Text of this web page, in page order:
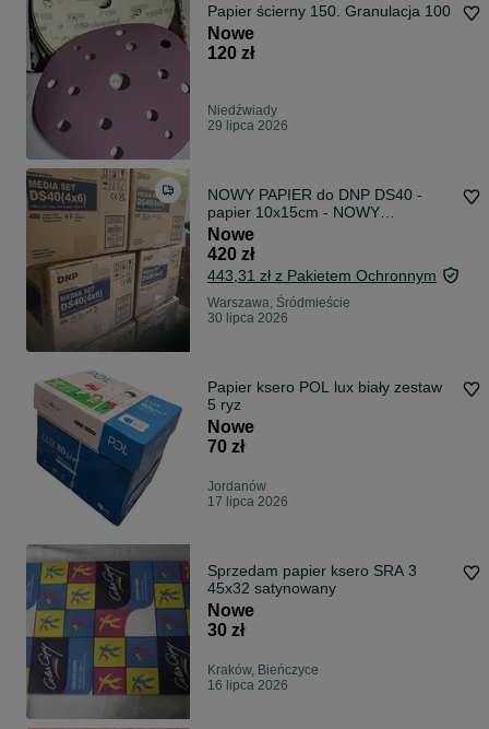
Papier ścierny 150. Granulacja 100
Nowe
120 zł
Niedźwiady
29 lipca 2026
NOWY PAPIER do DNP DS40 -
papier 10x15cm - NOWY
DS40(4x6)
Nowe
420 zł
443,31 zł z Pakietem Ochronnym
Warszawa, Śródmieście
30 lipca 2026
Papier ksero POL lux biały zestaw
5 ryz
Nowe
70 zł
Jordanów
17 lipca 2026
Sprzedam papier ksero SRA 3
45x32 satynowany
Nowe
30 zł
Kraków, Bieńczyce
16 lipca 2026